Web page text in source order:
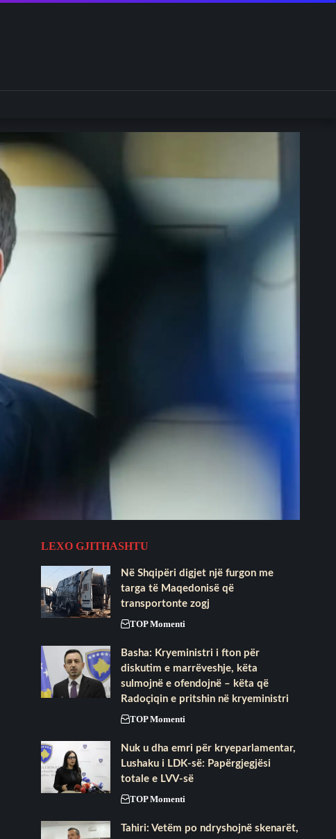
LEXO GJITHASHTU
Në Shqipëri digjet një furgon me
targa të Maqedonisë që
transportonte zogj
TOP Momenti
Basha: Kryeministri i fton për
diskutim e marrëveshje, këta
sulmojnë e ofendojnë – këta që
Radoçiqin e pritshin në kryeministri
TOP Momenti
Nuk u dha emri për kryeparlamentar,
Lushaku i LDK-së: Papërgjegjësi
totale e LVV-së
TOP Momenti
Tahiri: Vetëm po ndryshojnë skenarët,